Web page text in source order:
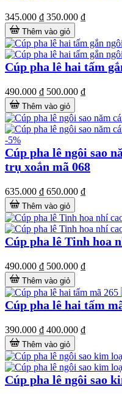
345.000 ₫ 350.000 ₫
Thêm vào giỏ
Cúp pha lê hai tấm
490.000 ₫ 500.000 ₫
Thêm vào giỏ
-5%
Cúp pha lê ngôi sao
trụ xoắn mã 068
635.000 ₫ 650.000 ₫
Thêm vào giỏ
Cúp pha lê Tinh hoa
490.000 ₫ 500.000 ₫
Thêm vào giỏ
Cúp pha lê hai tấm
390.000 ₫ 400.000 ₫
Thêm vào giỏ
Cúp pha lê ngôi sao